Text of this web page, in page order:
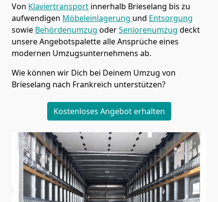
Von Klaviertransport innerhalb Brieselang bis zu
aufwendigen Möbeleinlagerung und Entsorgung
sowie Behördenumzug oderSeniorenumzug deckt
unsere Angebotspalette alle Ansprüche eines
modernen Umzugsunternehmens ab.
Wie können wir Dich bei Deinem Umzug von
Brieselang nach Frankreich unterstützen?
Kostenloses Angebot erhalten